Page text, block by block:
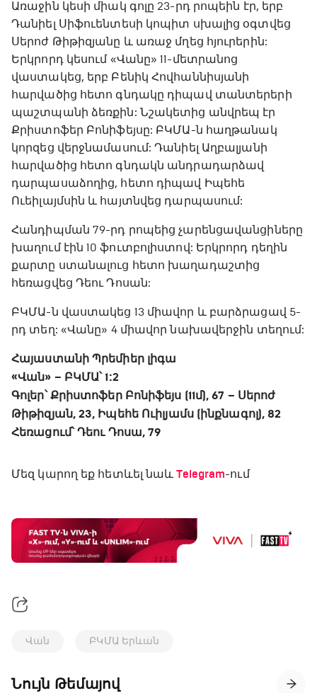
Առաջին կեսի միակ գոլը 23-րդ րոպեին էր, երբ
Դանիել Սիֆուենտեսի կոպիտ սխալից օգտվեց
Սերոժ Թիթիզյանը և առաջ մղեց հյուրերին:
Երկրորդ կեսում «Վանը» 11-մետրանոց
վաստակեց, երբ Բենիկ Հովհաննիսյանի
հարվածից հետո գնդակը դիպավ տանտերերի
պաշտպանի ձեռքին: Նշակետից անվրեպ էր
Քրիստոֆեր Բոնիֆեյսը: ԲԿՄԱ-ն հաղթանակ
կորզեց վերջնամասում: Դանիել Աղբալյանի
հարվածից հետո գնդակն անդրադարձավ
դարպասաձողից, հետո դիպավ Իպեհե
Ուեիլայմսին և հայտնվեց դարպասում:
Հանդիպման 79-րդ րոպեից չարենցավանցիները
խաղում էին 10 ֆուտբոլիստով: Երկրորդ դեղին
քարտը ստանալուց հետո խաղադաշտից
հեռացվեց Դեու Դոսան:
ԲԿՄԱ-ն վաստակեց 13 միավոր և բարձրացավ 5-
րդ տեղ: «Վանը» 4 միավոր նախավերջին տեղում:
Հայաստանի Պրեմիեր լիգա
«Վան» – ԲԿՄԱ՝ 1:2
Գոլեր՝ Քրիստոֆեր Բոնիֆեյս (11մ), 67 – Սերոժ
Թիթիզյան, 23, Իպեհե Ուիլյամս (ինքնագոլ), 82
Հեռացում՝ Դեու Դոսա, 79
Մեզ կարող եք հետևել նաև Telegram-ում
Վան ԲԿՄԱ Երևան
Նույն Թեմայով